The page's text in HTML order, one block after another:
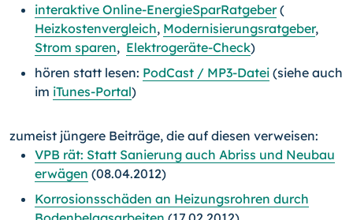
interaktive Online-EnergieSparRatgeber(
Heizkostenvergleich, Modernisierungsratgeber,
Strom sparen, Elektrogeräte-Check)
hören statt lesen: PodCast / MP3-Datei (siehe auch
im iTunes-Portal)
zumeist jüngere Beiträge, die auf diesen verweisen:
VPB rät: Statt Sanierung auch Abriss und Neubau
erwägen (08.04.2012)
Korrosionsschäden an Heizungsrohren durch